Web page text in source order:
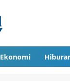
Ekonomi